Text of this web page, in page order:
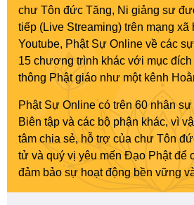
chư Tôn đức Tăng, Ni giảng sư
tiếp (Live Streaming) trên mạng xã
Youtube, Phật Sự Online về các
15 chương trình khác với mục đích
thông Phật giáo như một kênh
Phật Sự Online có trên 60 nhân
Biên tập và các bộ phận khác, vì
tâm chia sẻ, hỗ trợ của chư Tôn
tử và quý vị yêu mến Đạo Phật để
đảm bảo sự hoạt động bền vững